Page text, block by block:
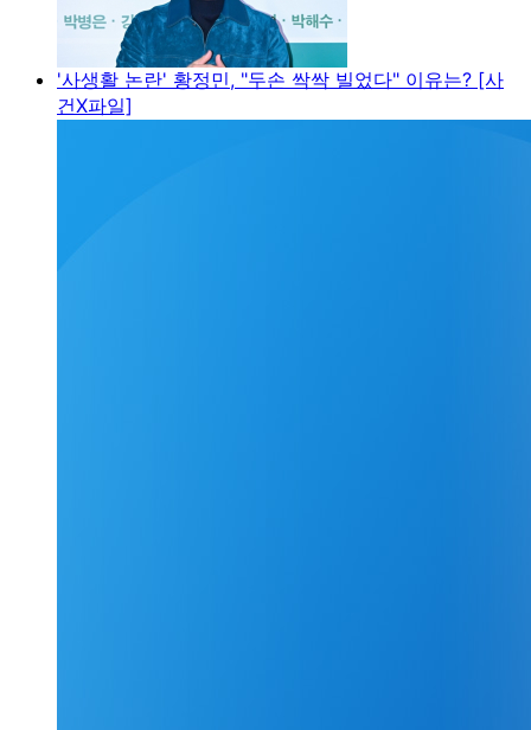
'사생활 논란' 황정민, "두손 싹싹 빌었다" 이유는? [사
건X파일]